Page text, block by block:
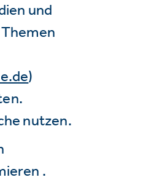
und
)
nutzen.
.